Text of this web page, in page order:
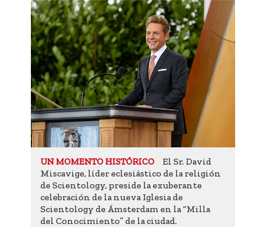
UN MOMENTO HISTÓRICO
El Sr. David
Miscavige, líder eclesiástico de la religión
de Scientology, preside la exuberante
celebración de la nueva Iglesia de
Scientology de Ámsterdam en la “Milla
del Conocimiento” de la ciudad.